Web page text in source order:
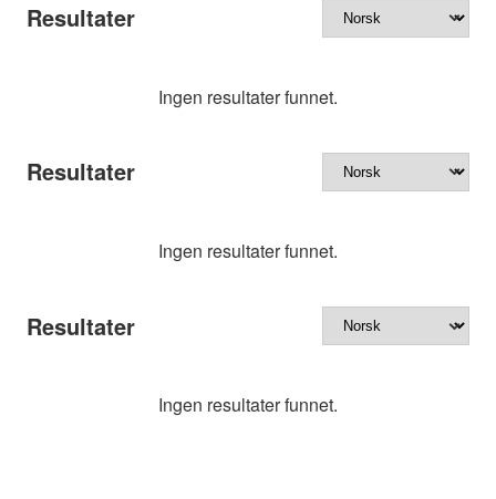
Resultater
Ingen resultater funnet.
Resultater
Ingen resultater funnet.
Resultater
Ingen resultater funnet.